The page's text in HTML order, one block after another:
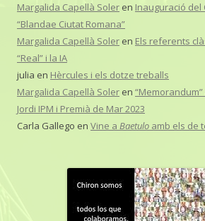
Margalida Capellà Soler en Inauguració del
“Blandae Ciutat Romana”
Margalida Capellà Soler en Els referents
“Real” i la IA
julia en Hèrcules i els dotze treballs
Margalida Capellà Soler en
Jordi IPM i Premià de Mar 2023
Carla Gallego en Vine a Baetulo amb els de